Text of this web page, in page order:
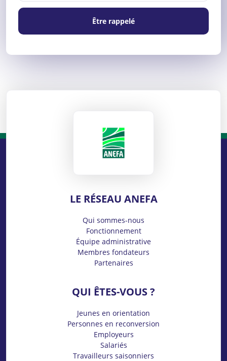
Être rappelé
LE RÉSEAU ANEFA
Qui sommes-nous
Fonctionnement
Équipe administrative
Membres fondateurs
Partenaires
QUI ÊTES-VOUS ?
Jeunes en orientation
Personnes en reconversion
Employeurs
Salariés
Travailleurs saisonniers